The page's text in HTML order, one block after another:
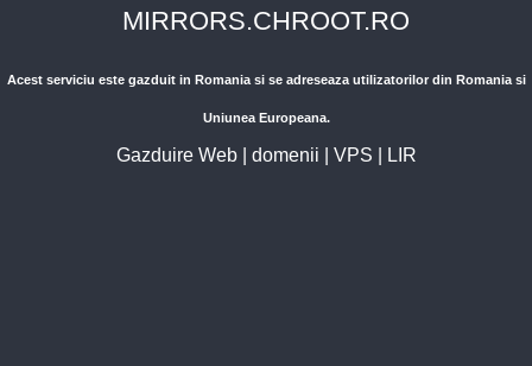
MIRRORS.CHROOT.RO
Acest serviciu este gazduit in Romania si se adreseaza utilizatorilor din Romania si
Uniunea Europeana.
Gazduire Web| domenii VPS LIR